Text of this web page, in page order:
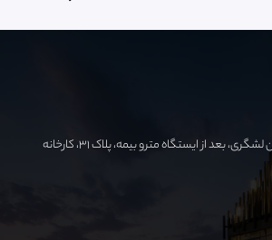
تهران، میدان آزادی، اتوبان لشگری، بعد از ایستگاه مترو بیمه، پلاک ۳۱، کارخانه